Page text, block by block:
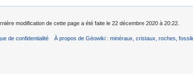
modification de cette page a été faite le 22 décembre 2020 à 20:22.
de confidentialité À propos de Géowiki : minéraux, cristaux, roches,